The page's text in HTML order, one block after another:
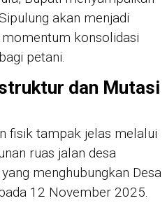
akan menjadi
konsolidasi
petani.
dan Mutasi
fisik tampak jelas melalui
ruas jalan desa
menghubungkan Desa
12 November 2025.